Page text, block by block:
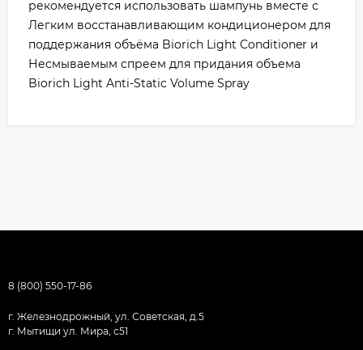
рекомендуется использовать шампунь вместе с
Легким восстанавливающим кондиционером для
поддержания объёма Biorich Light Conditioner и
Несмываемым спреем для придания объема
Biorich Light Anti-Static Volume Spray
8 (800) 550-17-86
г. Железнодрожный, ул. Советская, д.5
г. Мытищи ул. Мира, с51